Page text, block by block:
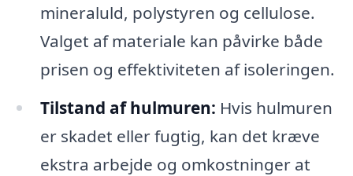
mineraluld, polystyren og cellulose.
Valget af materiale kan påvirke både
prisen og effektiviteten af isoleringen.
Tilstand af hulmuren: Hvis hulmuren
er skadet eller fugtig, kan det kræve
ekstra arbejde og omkostninger at